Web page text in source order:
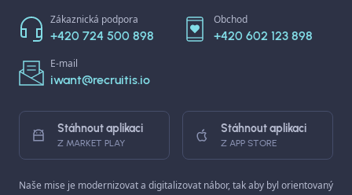
Zákaznická podpora
+420 724 500 898
Obchod
+420 602 123 898
E-mail
iwant@recruitis.io
Stáhnout aplikaci
Z MARKET PLAY
Stáhnout aplikaci
Z APP STORE
Naše mise je modernizovat a digitalizovat nábor, tak aby byl orientovaný